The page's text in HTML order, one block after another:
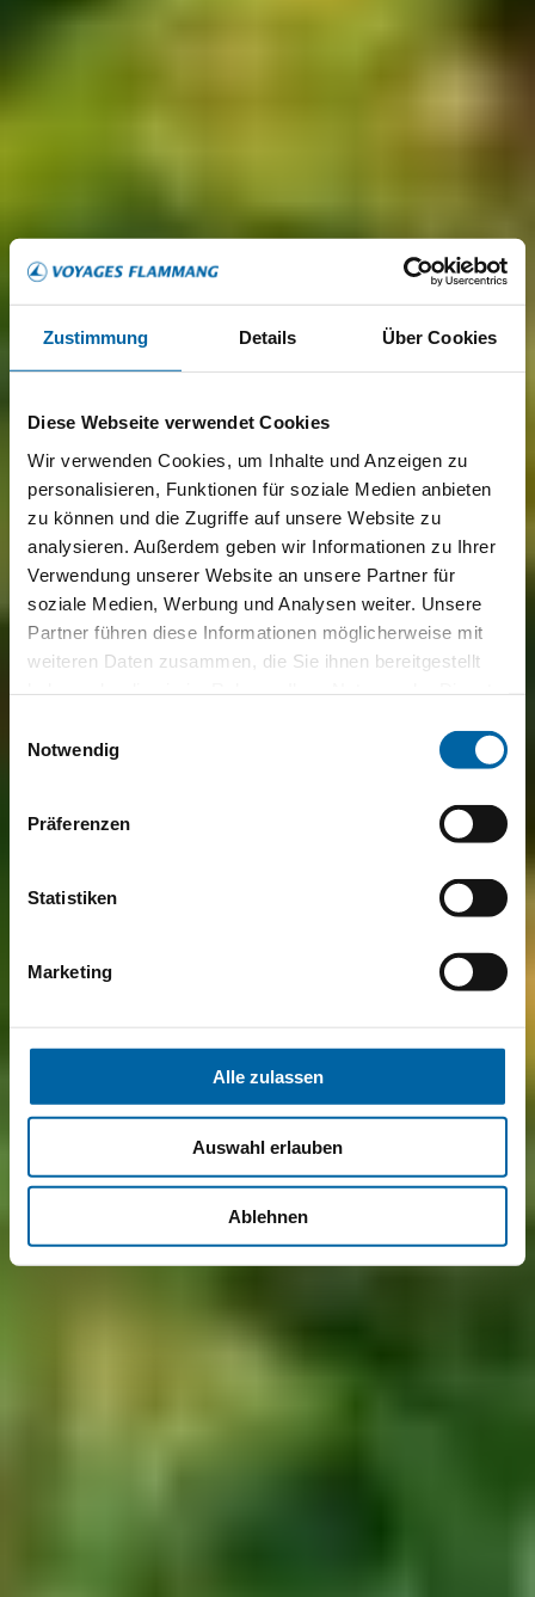
Zustimmung Details Über Cookies
Diese Webseite verwendet Cookies
Wir verwenden Cookies, um Inhalte und Anzeigen zu
personalisieren, Funktionen für soziale Medien anbieten
zu können und die Zugriffe auf unsere Website zu
analysieren. Außerdem geben wir Informationen zu Ihrer
Verwendung unserer Website an unsere Partner für
soziale Medien, Werbung und Analysen weiter. Unsere
Partner führen diese Informationen möglicherweise mit
weiteren Daten zusammen, die Sie ihnen bereitgestellt
Notwendig
Präferenzen
Statistiken
Marketing
Alle zulassen
Auswahl erlauben
Ablehnen